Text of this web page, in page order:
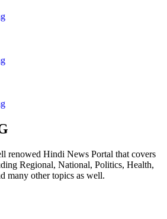
renowed Hindi News Portal that covers
Regional, National, Politics, Health,
many other topics as well.